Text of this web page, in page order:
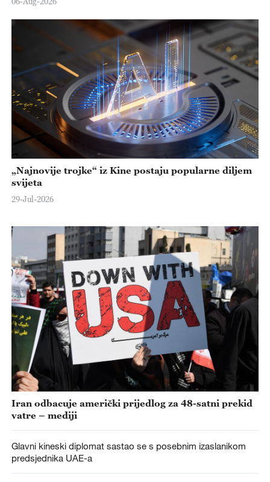
„Najnovije trojke“ iz Kine postaju popularne diljem
svijeta
29-Jul-2026
Iran odbacuje američki prijedlog za 48-satni prekid
vatre – mediji
Glavni kineski diplomat sastao se s posebnim izaslanikom
predsjednika UAE-a